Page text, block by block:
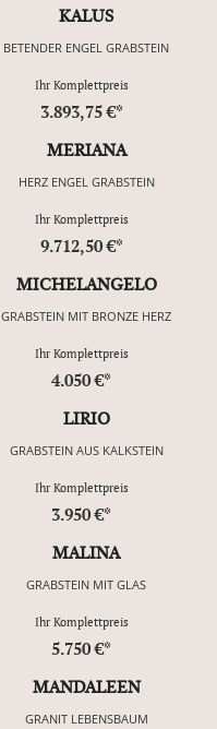
KALUS
BETENDER ENGEL GRABSTEIN
Ihr Komplettpreis
3.893,75 €*
MERIANA
HERZ ENGEL GRABSTEIN
Ihr Komplettpreis
9.712,50 €*
MICHELANGELO
GRABSTEIN MIT BRONZE HERZ
Ihr Komplettpreis
4.050 €*
LIRIO
GRABSTEIN AUS KALKSTEIN
Ihr Komplettpreis
3.950 €*
MALINA
GRABSTEIN MIT GLAS
Ihr Komplettpreis
5.750 €*
MANDALEEN
GRANIT LEBENSBAUM